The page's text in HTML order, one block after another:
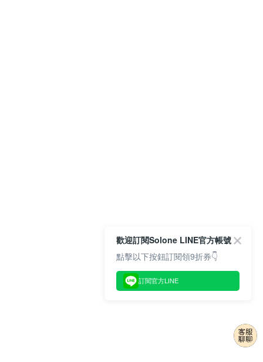
歡迎訂閱Solone LINE官方帳號
點擊以下按鈕訂閱領9折券👇
訂閱官方LINE